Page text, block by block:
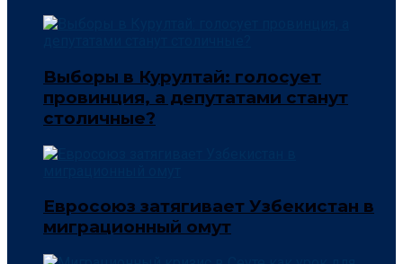
Выборы в Курултай: голосует
провинция, а депутатами станут
столичные?
Евросоюз затягивает Узбекистан в
миграционный омут